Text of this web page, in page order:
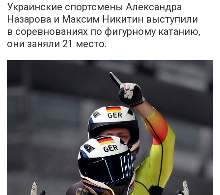
Украинские спортсмены Александра
Назарова и Максим Никитин выступили
в соревнованиях по фигурному катанию,
они заняли 21 место.